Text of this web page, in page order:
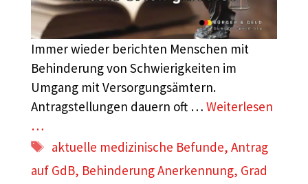
Immer wieder berichten Menschen mit
Behinderung von Schwierigkeiten im
Umgang mit Versorgungsämtern.
Antragstellungen dauern oft … Weiterlesen
…
Schlagwörter
aktuelle medizinische Befunde,Antrag
auf GdB, Behinderung Anerkennung, Grad